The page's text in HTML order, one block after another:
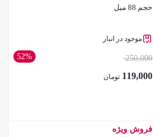
حجم 88 میل
موجود در انبار
52% 250,000
119,000 تومان
بستن
فروش ویژه